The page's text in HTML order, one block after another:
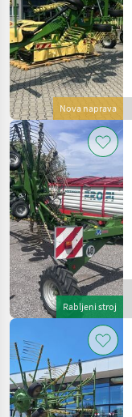
Nova naprava
Rabljeni stroj